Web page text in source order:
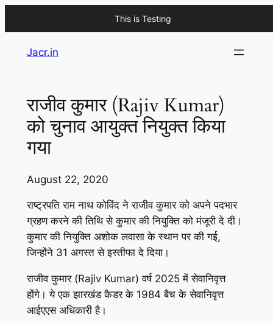
This is Testing
Jacr.in
राजीव कुमार (Rajiv Kumar)
को चुनाव आयुक्त नियुक्त किया
गया
August 22, 2020
राष्ट्रपति राम नाथ कोविंद ने राजीव कुमार को अपने पदभार
ग्रहण करने की तिथि से कुमार की नियुक्ति को मंजूरी दे दी।
कुमार की नियुक्ति अशोक लवासा के स्थान पर की गई,
जिन्होंने 31 अगस्त से इस्तीफा दे दिया।
राजीव कुमार (Rajiv Kumar) वर्ष 2025 में सेवानिवृत्त
होंगे। ये एक झारखंड कैडर के 1984 बैच के सेवानिवृत्त
आईएएस अधिकारी है।